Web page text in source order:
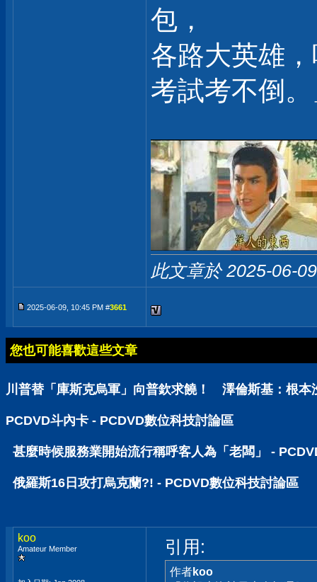
包，
各路大英雄
考試考不倒
此文章於 2025-06-
2025-06-09, 10:45 PM #3661
您也可能喜歡這些文章
川普替「庫斯克烏軍」向普欽求饒！ 澤倫斯基：根本
PCDVD斗內卡 - PCDVD數位科技討論區
甚麼時候服務業開始流行稱呼客人為「老闆」 -
俄羅斯16日攻打烏克蘭?! - PCDVD數位科技討論區
koo
Amateur Member 引用:
作者koo